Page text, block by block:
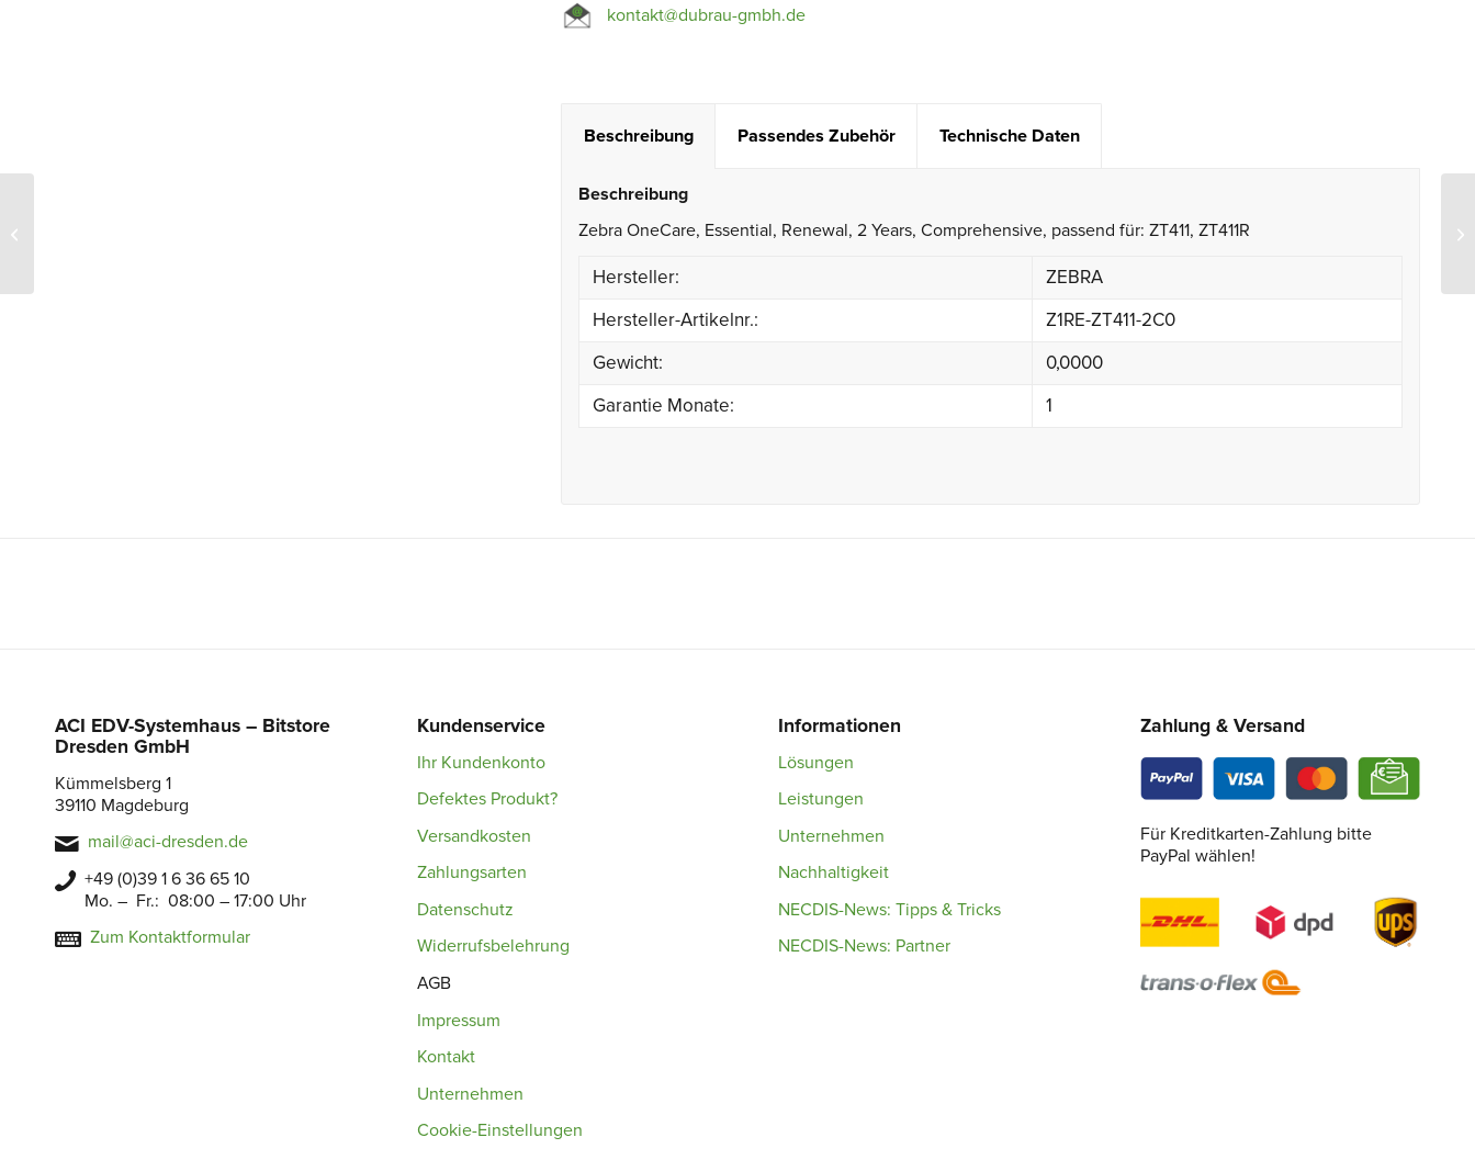
kontakt@dubrau-gmbh.de
Beschreibung Passendes Zubehör Technische Daten
Beschreibung
Zebra OneCare, Essential, Renewal, 2 Years, Comprehensive, passend für: ZT411, ZT411R
Hersteller:
ZEBRA
Hersteller-Artikelnr.:
Z1RE-ZT411-2C0
Gewicht:
0,0000
Garantie Monate:
1
ACI EDV-Systemhaus – Bitstore
Dresden GmbH
Kümmelsberg 1
39110 Magdeburg
mail@aci-dresden.de
+49 (0)39 1 6 36 65 10
Mo. – Fr.: 08:00 – 17:00 Uhr
Zum Kontaktformular
Kundenservice
Ihr Kundenkonto
Defektes Produkt?
Versandkosten
Zahlungsarten
Datenschutz
Widerrufsbelehrung
AGB
Impressum
Kontakt
Unternehmen
Cookie-Einstellungen
Informationen
Lösungen
Leistungen
Unternehmen
Nachhaltigkeit
NECDIS-News: Tipps & Tricks
NECDIS-News: Partner
Zahlung & Versand
Für Kreditkarten-Zahlung bitte
PayPal wählen!